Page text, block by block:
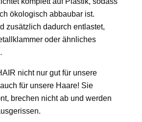
ökologisch abbaubar ist.
zusätzlich dadurch entlastet,
oder ähnliches
nicht nur gut für unsere
für unsere Haare! Sie
brechen nicht ab und werden